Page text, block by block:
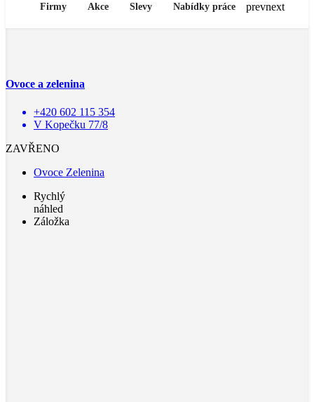
Firmy Akce Slevy Nabídky práce prevnext
Ovoce a zelenina
+420 602 115 354
V Kopečku 77/8
ZAVŘENO
Ovoce Zelenina
Rychlý
náhled
Záložka